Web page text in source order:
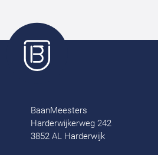
BaanMeesters
Harderwijkerweg 242
3852 AL Harderwijk